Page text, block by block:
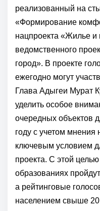
реализованный на
«Формирование
нацпроекта «Жилье и
ведомственного
город». В проекте
ежегодно могут
Глава Адыгеи Мурат
уделить особое
очередных объектов
году с учетом мнения
ключевым условием
проекта. С этой
образованиях
а рейтинговые
населением свыше